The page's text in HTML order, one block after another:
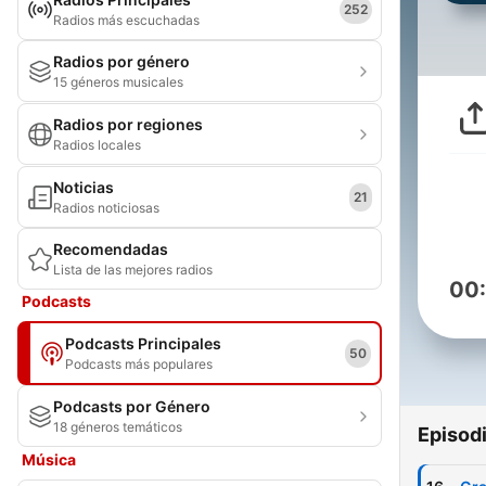
Radios más escuchadas
252
Radios por género
15 géneros musicales
Radios por regiones
Radios locales
Noticias
Radios noticiosas
21
Recomendadas
Lista de las mejores radios
Podcasts
Podcasts Principales
Podcasts más populares
50
Podcasts por Género
18 géneros temáticos
Música